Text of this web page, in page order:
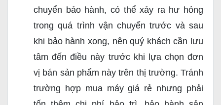
chuyển bảo hành, có thể xảy ra hư hỏng
trong quá trình vận chuyển trước và sau
khi bảo hành xong, nên quý khách cần lưu
tâm đến điều này trước khi lựa chọn đơn
vị bán sản phẩm này trên thị trường. Tránh
trường hợp mua máy giá rẻ nhưng phải